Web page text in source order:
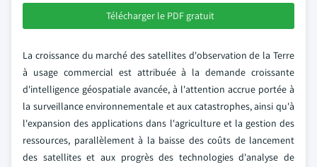
Télécharger le PDF gratuit
La croissance du marché des satellites d'observation de la Terre
à usage commercial est attribuée à la demande croissante
d'intelligence géospatiale avancée, à l'attention accrue portée à
la surveillance environnementale et aux catastrophes, ainsi qu'à
l'expansion des applications dans l'agriculture et la gestion des
ressources, parallèlement à la baisse des coûts de lancement
des satellites et aux progrès des technologies d'analyse de